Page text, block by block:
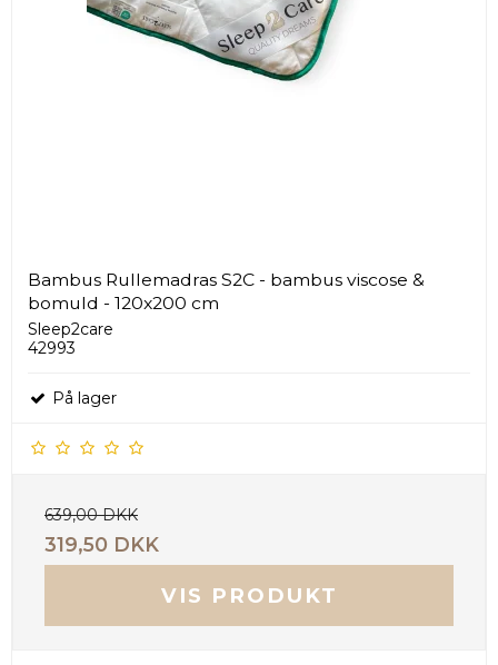
Bambus Rullemadras S2C - bambus viscose &
bomuld - 120x200 cm
Sleep2care
42993
På lager
639,00 DKK
319,50 DKK
VIS PRODUKT